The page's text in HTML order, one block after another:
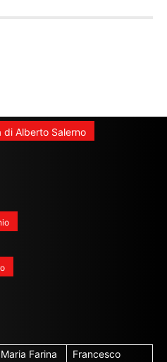
di Alberto Salerno
Farina
Francesco